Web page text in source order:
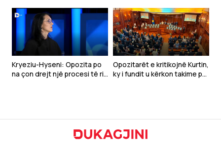
qytetarët
Kryeziu-Hyseni: Opozita po
na çon drejt një procesi të ri
Opozitarët e kritikojnë Kurtin,
ky i fundit u kërkon takime për